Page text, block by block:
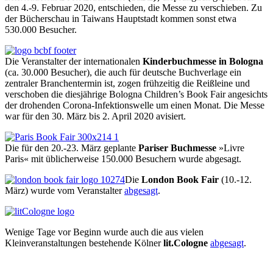
den 4.-9. Februar 2020, entschieden, die Messe zu verschieben. Zu
der Bücherschau in Taiwans Hauptstadt kommen sonst etwa
530.000 Besucher.
Die Veranstalter der internationalen Kinderbuchmesse in Bologna
(ca. 30.000 Besucher), die auch für deutsche Buchverlage ein
zentraler Branchentermin ist, zogen frühzeitig die Reißleine und
verschoben die diesjährige Bologna Children’s Book Fair angesichts
der drohenden Corona-Infektionswelle um einen Monat. Die Messe
war für den 30. März bis 2. April 2020 avisiert.
Die für den 20.-23. März geplante Pariser Buchmesse »Livre
Paris« mit üblicherweise 150.000 Besuchern wurde abgesagt.
Die London Book Fair (10.-12.
März) wurde vom Veranstalterabgesagt.
Wenige Tage vor Beginn wurde auch die aus vielen
Kleinveranstaltungen bestehende Kölnerlit.Cologne abgesagt.